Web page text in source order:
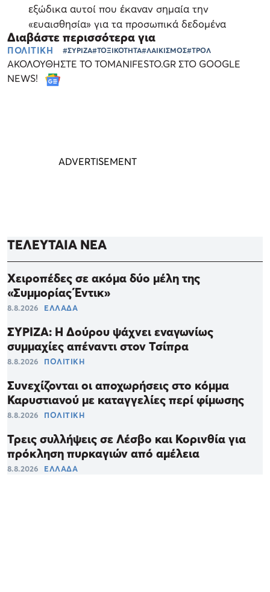
εξώδικα αυτοί που έκαναν σημαία την
«ευαισθησία» για τα προσωπικά δεδομένα
Διαβάστε περισσότερα για
ΠΟΛΙΤΙΚΗ #ΣΥΡΙΖΑ#ΤΟΞΙΚΟΤΗΤΑ#ΛΑΙΚΙΣΜΟΣ#ΤΡΟΛ
ΑΚΟΛΟΥΘΗΣΤΕ ΤΟ TOMANIFESTO.GR ΣΤΟ GOOGLE
NEWS!
ΤΕΛΕΥΤΑΙΑ ΝΕΑ
Χειροπέδες σε ακόμα δύο μέλη της
«Συμμορίας Έντικ»
8.8.2026 ΕΛΛΑΔΑ
ΣΥΡΙΖΑ: Η Δούρου ψάχνει εναγωνίως
συμμαχίες απέναντι στον Τσίπρα
8.8.2026 ΠΟΛΙΤΙΚΗ
Συνεχίζονται οι αποχωρήσεις στο κόμμα
Καρυστιανού με καταγγελίες περί φίμωσης
8.8.2026 ΠΟΛΙΤΙΚΗ
Τρεις συλλήψεις σε Λέσβο και Κορινθία για
πρόκληση πυρκαγιών από αμέλεια
8.8.2026 ΕΛΛΑΔΑ